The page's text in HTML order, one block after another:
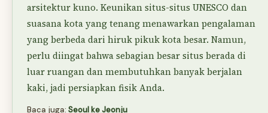
arsitektur kuno. Keunikan situs-situs UNESCO dan
suasana kota yang tenang menawarkan pengalaman
yang berbeda dari hiruk pikuk kota besar. Namun,
perlu diingat bahwa sebagian besar situs berada di
luar ruangan dan membutuhkan banyak berjalan
kaki, jadi persiapkan fisik Anda.
Baca juga: Seoul ke Jeonju